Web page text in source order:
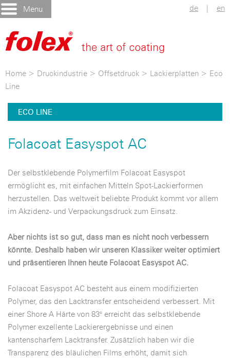
Menu de | en
Home > Druckindustrie > Offsetdruck > Lackierplatten > Eco
Line
ECO LINE
Folacoat Easyspot AC
Der selbstklebende Polymerfilm Folacoat Easyspot
ermöglicht es, mit einfachen Mitteln Spot-Lackierformen
herzustellen. Das weltweit beliebte Produkt kommt vor allem
im Akzidenz- und Verpackungsdruck zum Einsatz.
Aber nichts ist so gut, dass man es nicht noch verbessern
könnte. Deshalb haben wir unseren Klassiker weiter optimiert
und präsentieren Ihnen heute Folacoat Easyspot AC.
Folacoat Easyspot AC besteht aus einem modifizierten
Polymer, das den Lacktransfer entscheidend verbessert. Mit
einer Shore A Härte von 83° erreicht das selbstklebende
Polymer exzellente Lackierergebnisse und einen
kantenscharfem Lacktransfer. Zusätzlich haben wir die
Transparenz des bläulichen Films erhöht, damit sich